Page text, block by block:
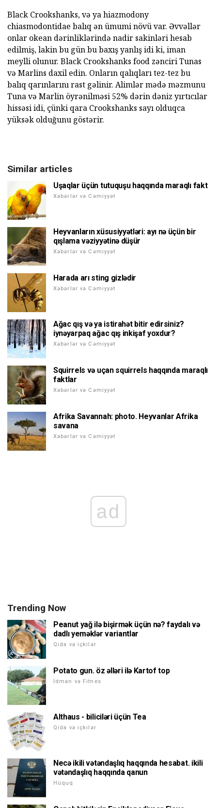
Black Crookshanks, və ya hiazmodony
chiasmodontidae balıq ən ümumi növü var. Əvvəllər
onlar okean dərinliklərində nadir sakinləri hesab
edilmiş, lakin bu gün bu baxış yanlış idi ki, iman
meylli olunur. Black Crookshanks food zənciri Tunas
və Marlins daxil edin. Onların qalıqları tez-tez bu
balıq qarınlarını rast gəlinir. Alimlər mədə məzmunu
Tuna və Marlin öyrənilməsi 52% dərin dəniz yırtıcılar
hissəsi idi, çünki qara Crookshanks sayı olduqca
yüksək olduğunu göstərir.
Similar articles
Uşaqlar üçün tutuquşu haqqında maraqlı fakt
Xəbərlər və Cəmiyyət
Heyvanların xüsusiyyətləri: ayı nə üçün bir
qışlama vəziyyətinə düşür
Xəbərlər və Cəmiyyət
Harada arı sting gizlədir
Xəbərlər və Cəmiyyət
Ağac qış və ya istirahət bitir edirsiniz?
iynəyarpaq ağac qış inkişaf yoxdur?
Xəbərlər və Cəmiyyət
Squirrels və uçan squirrels haqqında maraqlı
faktlar
Xəbərlər və Cəmiyyət
Afrika Savannah: photo. Heyvanlar Afrika
savana
Xəbərlər və Cəmiyyət
ad
Trending Now
Peanut yağ ilə bişirmək üçün nə? faydalı və
dadlı yeməklər variantlar
Qida və içkilər
Potato gun. öz əlləri ilə Kartof top
İdman və Fitnes
Althaus - biliciləri üçün Tea
Qida və içkilər
Necə ikili vətəndaşlıq haqqında hesabat. ikili
vətəndaşlıq haqqında qanun
Hüquq